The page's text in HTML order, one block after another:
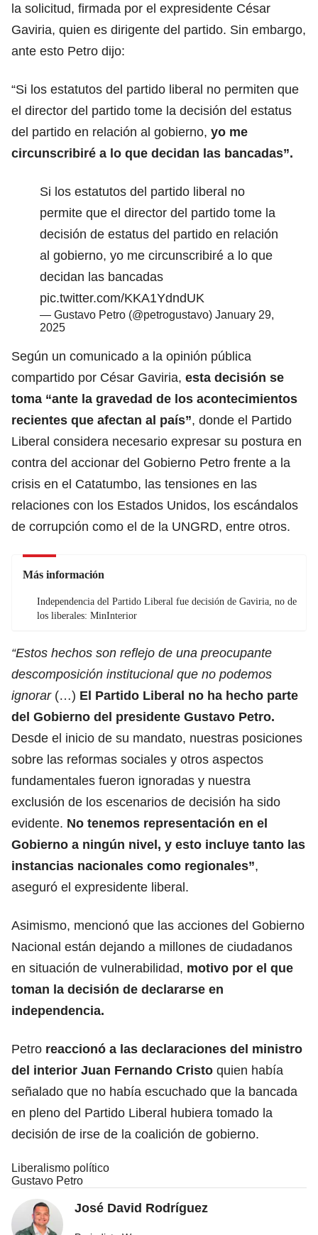
la solicitud, firmada por el expresidente César
Gaviria, quien es dirigente del partido. Sin embargo,
ante esto Petro dijo:
“Si los estatutos del partido liberal no permiten que
el director del partido tome la decisión del estatus
del partido en relación al gobierno, yo me
circunscribiré a lo que decidan las bancadas”.
Si los estatutos del partido liberal no
permite que el director del partido tome la
decisión de estatus del partido en relación
al gobierno, yo me circunscribiré a lo que
decidan las bancadas
pic.twitter.com/KKA1YdndUK
— Gustavo Petro (@petrogustavo) January 29,
2025
Según un comunicado a la opinión pública
compartido por César Gaviria, esta decisión se
toma “ante la gravedad de los acontecimientos
recientes que afectan al país”, donde el Partido
Liberal considera necesario expresar su postura en
contra del accionar del Gobierno Petro frente a la
crisis en el Catatumbo, las tensiones en las
relaciones con los Estados Unidos, los escándalos
de corrupción como el de la UNGRD, entre otros.
Más información
Independencia del Partido Liberal fue decisión de Gaviria, no de
los liberales: MinInterior
“Estos hechos son reflejo de una preocupante
descomposición institucional que no podemos
ignorar(…) El Partido Liberal no ha hecho parte
del Gobierno del presidente Gustavo Petro.
Desde el inicio de su mandato, nuestras posiciones
sobre las reformas sociales y otros aspectos
fundamentales fueron ignoradas y nuestra
exclusión de los escenarios de decisión ha sido
evidente. No tenemos representación en el
Gobierno a ningún nivel, y esto incluye tanto las
instancias nacionales como regionales”,
aseguró el expresidente liberal.
Asimismo, mencionó que las acciones del Gobierno
Nacional están dejando a millones de ciudadanos
en situación de vulnerabilidad, motivo por el que
toman la decisión de declararse en
independencia.
Petro reaccionó a las declaraciones del ministro
del interior Juan Fernando Cristo quien había
señalado que no había escuchado que la bancada
en pleno del Partido Liberal hubiera tomado la
decisión de irse de la coalición de gobierno.
Liberalismo político
Gustavo Petro
José David Rodríguez